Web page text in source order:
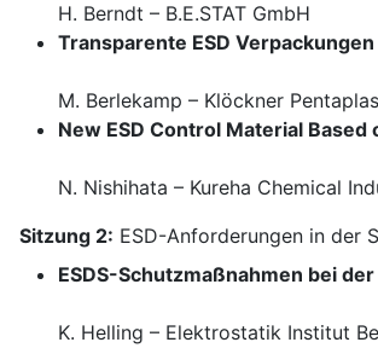
H. Berndt – B.E.STAT GmbH
Transparente ESD
M. Berlekamp – Klöckner
New ESD Control Material Based
N. Nishihata – Kureha Chemical
Sitzung 2: ESD-Anforderungen in der
ESDS-Schutzmaßnahmen bei
K. Helling – Elektrostatik Institut